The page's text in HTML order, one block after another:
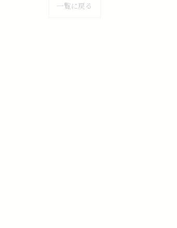
一覧に戻る